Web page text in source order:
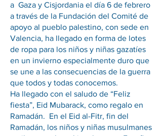
a Gaza y Cisjordania el día 6 de febrero
a través de la Fundación del Comité de
apoyo al pueblo palestino, con sede en
Valencia, ha llegado en forma de lotes
de ropa para los niños y niñas gazatíes
en un invierno especialmente duro que
se une a las consecuencias de la guerra
que todos y todas conocemos.
Ha llegado con el saludo de “Feliz
fiesta”, Eid Mubarack, como regalo en
Ramadán. En el Eid al-Fitr, fin del
Ramadán, los niños y niñas musulmanes